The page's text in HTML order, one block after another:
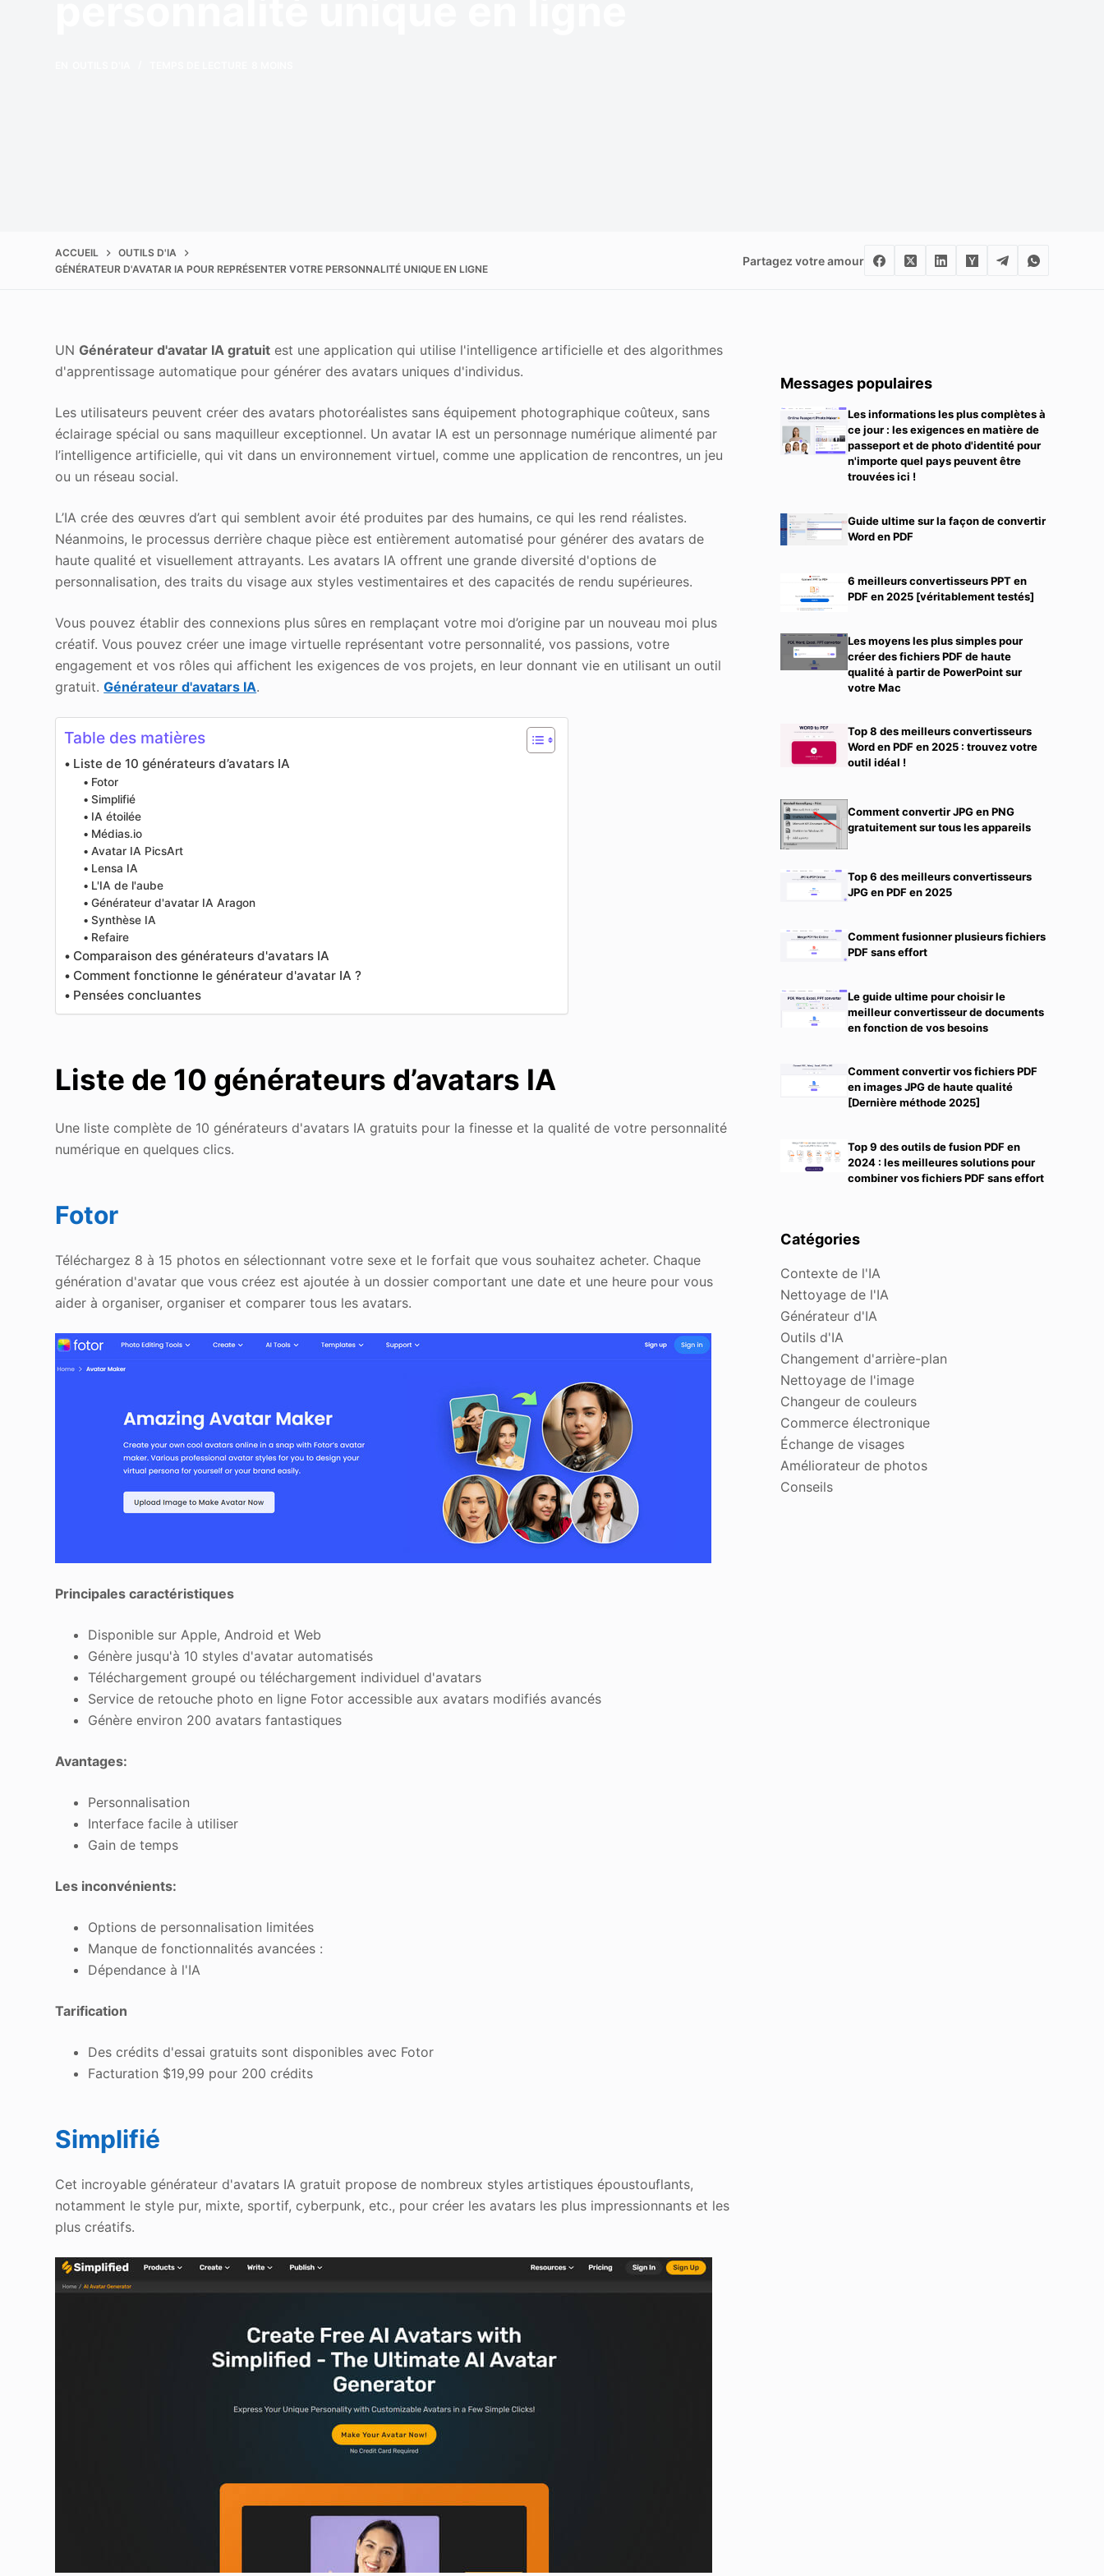
ACCUEIL
OUTILS D'IA
GÉNÉRATEUR D'AVATAR IA POUR REPRÉSENTER VOTRE PERSONNALITÉ UNIQUE EN LIGNE
Partagez votre amour
UNGénérateur d'avatar IA gratuit est une application qui utilise l'intelligence artificielle et des algorithmes
d'apprentissage automatique pour générer des avatars uniques d'individus.
Les utilisateurs peuvent créer des avatars photoréalistes sans équipement photographique coûteux, sans
éclairage spécial ou sans maquilleur exceptionnel. Un avatar IA est un personnage numérique alimenté par
l’intelligence artificielle, qui vit dans un environnement virtuel, comme une application de rencontres, un jeu
ou un réseau social.
L’IA crée des œuvres d’art qui semblent avoir été produites par des humains, ce qui les rend réalistes.
Néanmoins, le processus derrière chaque pièce est entièrement automatisé pour générer des avatars de
haute qualité et visuellement attrayants. Les avatars IA offrent une grande diversité d'options de
personnalisation, des traits du visage aux styles vestimentaires et des capacités de rendu supérieures.
Vous pouvez établir des connexions plus sûres en remplaçant votre moi d’origine par un nouveau moi plus
créatif. Vous pouvez créer une image virtuelle représentant votre personnalité, vos passions, votre
engagement et vos rôles qui affichent les exigences de vos projets, en leur donnant vie en utilisant un outil
gratuit.Générateur d'avatars IA.
Table des matières
Liste de 10 générateurs d’avatars IA
Fotor
Simplifié
IA étoilée
Médias.io
Avatar IA PicsArt
Lensa IA
L'IA de l'aube
Générateur d'avatar IA Aragon
Synthèse IA
Refaire
Comparaison des générateurs d'avatars IA
Comment fonctionne le générateur d'avatar IA ?
Pensées concluantes
Liste de 10 générateurs d’avatars IA
Une liste complète de 10 générateurs d'avatars IA gratuits pour la finesse et la qualité de votre personnalité
numérique en quelques clics.
Fotor
Téléchargez 8 à 15 photos en sélectionnant votre sexe et le forfait que vous souhaitez acheter. Chaque
génération d'avatar que vous créez est ajoutée à un dossier comportant une date et une heure pour vous
aider à organiser, organiser et comparer tous les avatars.
Principales caractéristiques
Disponible sur Apple, Android et Web
Génère jusqu'à 10 styles d'avatar automatisés
Téléchargement groupé ou téléchargement individuel d'avatars
Service de retouche photo en ligne Fotor accessible aux avatars modifiés avancés
Génère environ 200 avatars fantastiques
Avantages:
Personnalisation
Interface facile à utiliser
Gain de temps
Les inconvénients:
Options de personnalisation limitées
Manque de fonctionnalités avancées :
Dépendance à l'IA
Tarification
Des crédits d'essai gratuits sont disponibles avec Fotor
Facturation $19,99 pour 200 crédits
Simplifié
Cet incroyable générateur d'avatars IA gratuit propose de nombreux styles artistiques époustouflants,
notamment le style pur, mixte, sportif, cyberpunk, etc., pour créer les avatars les plus impressionnants et les
plus créatifs.
Messages populaires
Les informations les plus complètes à
ce jour : les exigences en matière de
passeport et de photo d'identité pour
n'importe quel pays peuvent être
trouvées ici !
Guide ultime sur la façon de convertir
Word en PDF
6 meilleurs convertisseurs PPT en
PDF en 2025 [véritablement testés]
Les moyens les plus simples pour
créer des fichiers PDF de haute
qualité à partir de PowerPoint sur
votre Mac
Top 8 des meilleurs convertisseurs
Word en PDF en 2025 : trouvez votre
outil idéal !
Comment convertir JPG en PNG
gratuitement sur tous les appareils
Top 6 des meilleurs convertisseurs
JPG en PDF en 2025
Comment fusionner plusieurs fichiers
PDF sans effort
Le guide ultime pour choisir le
meilleur convertisseur de documents
en fonction de vos besoins
Comment convertir vos fichiers PDF
en images JPG de haute qualité
[Dernière méthode 2025]
Top 9 des outils de fusion PDF en
2024 : les meilleures solutions pour
combiner vos fichiers PDF sans effort
Catégories
Contexte de l'IA
Nettoyage de l'IA
Générateur d'IA
Outils d'IA
Changement d'arrière-plan
Nettoyage de l'image
Changeur de couleurs
Commerce électronique
Échange de visages
Améliorateur de photos
Conseils